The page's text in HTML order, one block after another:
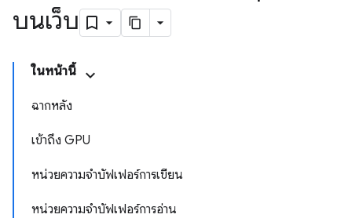
บนเว็บ
ในหน้านี้
ฉากหลัง
เข้าถึง GPU
หน่วยความจำบัฟเฟอร์การเขียน
หน่วยความจำบัฟเฟอร์การอ่าน